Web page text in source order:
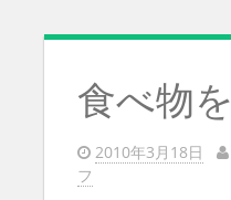
食べ物
2010年3月18日
フ